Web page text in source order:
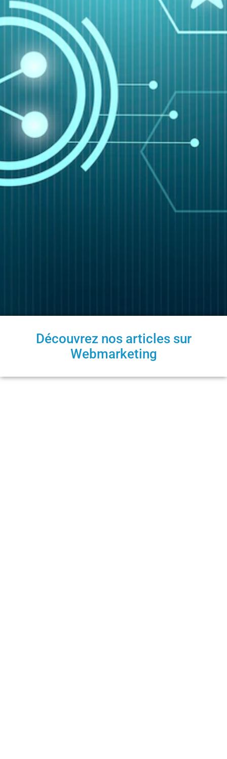
Découvrez nos articles sur
Webmarketing